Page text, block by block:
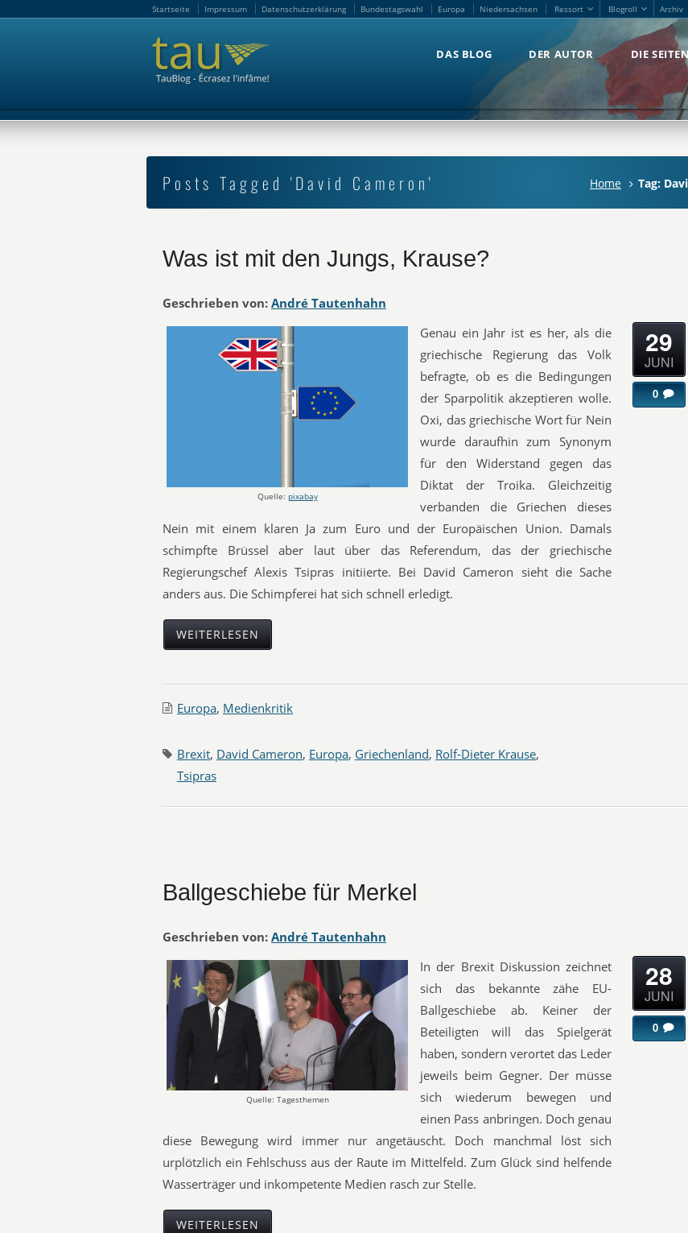
Startseite Impressum Datenschutzerklärung Bundestagswahl Europa Niedersachsen Ressort Blogroll Archiv
DAS BLOG DER AUTOR DIE SEITEN
Posts Tagged 'David Cameron' Home Tag:
Was ist mit den Jungs, Krause?
Geschrieben von: André Tautenhahn
Quelle: pixabay
Genau ein Jahr ist es her, als die
griechische Regierung das Volk
befragte, ob es die Bedingungen
der Sparpolitik akzeptieren wolle.
Oxi, das griechische Wort für Nein
wurde daraufhin zum Synonym
für den Widerstand gegen das
Diktat der Troika. Gleichzeitig
verbanden die Griechen dieses
Nein mit einem klaren Ja zum Euro und der Europäischen Union. Damals
schimpfte Brüssel aber laut über das Referendum, das der griechische
Regierungschef Alexis Tsipras initiierte. Bei David Cameron sieht die Sache
anders aus. Die Schimpferei hat sich schnell erledigt.
WEITERLESEN
29
JUNI
0
Europa, Medienkritik
Brexit, David Cameron, Europa, Griechenland, Rolf-Dieter Krause,
Tsipras
Ballgeschiebe für Merkel
Geschrieben von: André Tautenhahn
Quelle: Tagesthemen
In der Brexit Diskussion zeichnet
sich das bekannte zähe EU-
Ballgeschiebe ab. Keiner der
Beteiligten will das Spielgerät
haben, sondern verortet das Leder
jeweils beim Gegner. Der müsse
sich wiederum bewegen und
einen Pass anbringen. Doch genau
diese Bewegung wird immer nur angetäuscht. Doch manchmal löst sich
urplötzlich ein Fehlschuss aus der Raute im Mittelfeld. Zum Glück sind helfende
Wasserträger und inkompetente Medien rasch zur Stelle.
WEITERLESEN
28
JUNI
0
Startseite Impressum Datenschutzerklärung Bundestagswahl Europa Niedersachsen Ressort Blogroll Archiv
DAS BLOG DER AUTOR DIE SEITEN